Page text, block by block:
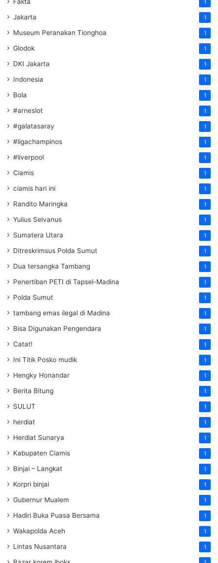
1
Jakarta 1
Museum Peranakan Tionghoa 1
Glodok 1
DKI Jakarta 1
Indonesia 1
Bola 1
#arneslot 1
#galatasaray 1
#ligachampinos 1
#liverpool 1
Ciamis 1
ciamis hari ini 1
Randito Maringka 1
Yulius Selvanus 1
Sumatera Utara 1
Ditreskrimsus Polda Sumut 1
Dua tersangka Tambang 1
Penertiban PETI di Tapsel-Madina 1
Polda Sumut 1
tambang emas ilegal di Madina 1
Bisa Digunakan Pengendara 1
Catat! 1
Ini Titik Posko mudik 1
Hengky Honandar 1
Berita Bitung 1
SULUT 1
herdiat 1
Herdiat Sunarya 1
Kabupaten Ciamis 1
Binjai – Langkat 1
Korpri binjai 1
Gubernur Mualem 1
Hadiri Buka Puasa Bersama 1
Wakapolda Aceh 1
Lintas Nusantara 1